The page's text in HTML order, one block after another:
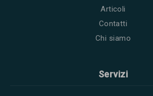
Articoli
Contatti
Chi siamo
Servizi